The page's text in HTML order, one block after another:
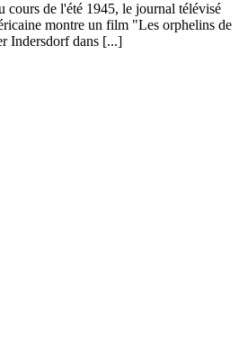
cours de l'été 1945, le journal télévisé
montre un film "Les orphelins de
Indersdorf dans [...]